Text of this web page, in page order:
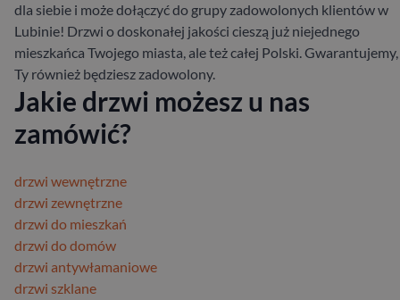
dla siebie i może dołączyć do grupy zadowolonych klientów w
Lubinie! Drzwi o doskonałej jakości cieszą już niejednego
mieszkańca Twojego miasta, ale też całej Polski. Gwarantujemy,
Ty również będziesz zadowolony.
Jakie drzwi możesz u nas
zamówić?
drzwi wewnętrzne
drzwi zewnętrzne
drzwi do mieszkań
drzwi do domów
drzwi antywłamaniowe
drzwi szklane